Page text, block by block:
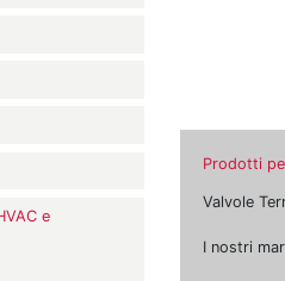
e
Prodotti
Valvole
I nostri